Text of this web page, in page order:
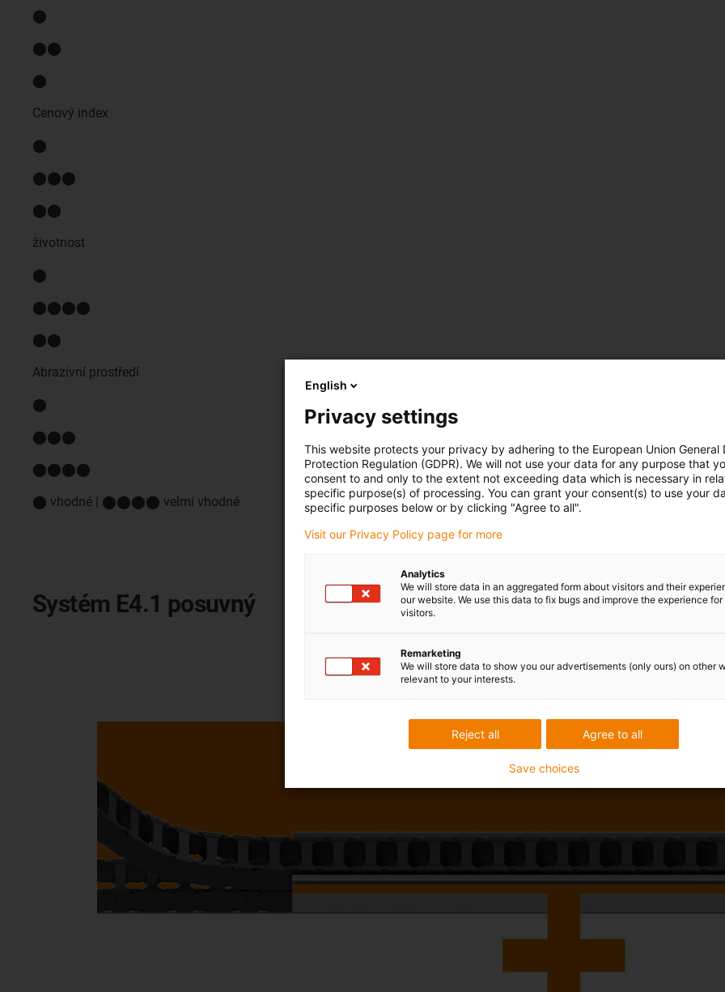
⬤
⬤⬤
⬤
Cenový index
⬤
⬤⬤⬤
⬤⬤
životnost
⬤
⬤⬤⬤⬤
⬤⬤
Abrazivní prostředí
⬤
⬤⬤⬤
⬤⬤⬤⬤
⬤ vhodné | ⬤⬤⬤⬤ velmi vhodné
Systém E4.1 posuvný
English
Privacy settings
This website protects your privacy by adhering to the European Union General
Protection Regulation (GDPR). We will not use your data for any purpose that
consent to and only to the extent not exceeding data which is necessary in
specific purpose(s) of processing. You can grant your consent(s) to use your
specific purposes below or by clicking "Agree to all".
Visit our Privacy Policy page for more
Analytics
We will store data in an aggregated form about visitors and their
our website. We use this data to fix bugs and improve the experience for
visitors.
Remarketing
We will store data to show you our advertisements (only ours) on other
relevant to your interests.
Agree to all
Reject all
Save choices